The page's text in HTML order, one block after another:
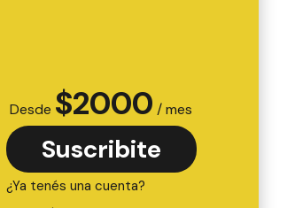
Desde $2000 / mes
Suscribite
¿Ya tenés una cuenta?